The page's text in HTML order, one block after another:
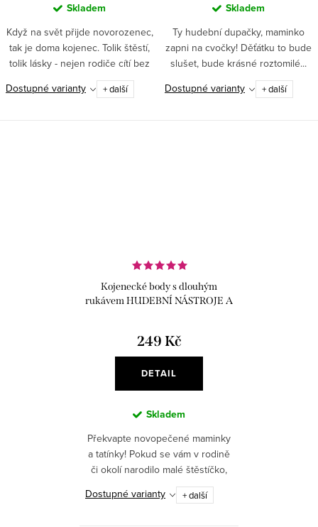
Skladem
Když na svět přijde novorozenec,
tak je doma kojenec. Tolik štěstí,
tolik lásky - nejen rodiče cítí bez
nadsázky.
Dostupné varianty + další
Skladem
Ty hudební dupačky, maminko
zapni na cvočky! Děťátku to bude
slušet, bude krásné roztomilé...
Dostupné varianty
+ další
Kojenecké body s dlouhým
rukávem HUDEBNÍ NÁSTROJE A
249 Kč
DETAIL
Skladem
Překvapte novopečené maminky
a tatínky! Pokud se vám v rodině
či okolí narodilo malé štěstíčko,
neváhejte. Radost jim dárkem
udělejte!
Dostupné varianty + další